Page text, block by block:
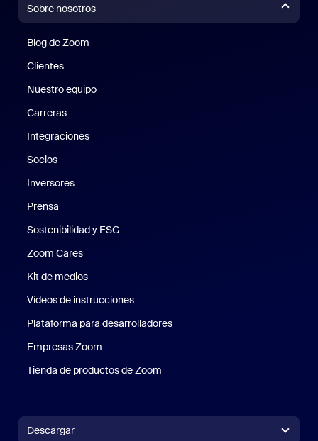
Sobre nosotros
Blog de Zoom
Clientes
Nuestro equipo
Carreras
Integraciones
Socios
Inversores
Prensa
Sostenibilidad y ESG
Zoom Cares
Kit de medios
Vídeos de instrucciones
Plataforma para desarrolladores
Empresas Zoom
Tienda de productos de Zoom
Descargar